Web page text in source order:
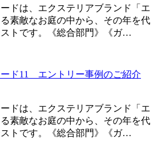
ドは、エクステリアブランド「エ
素敵なお庭の中から、その年を代
トです。《総合部門》《ガ…
ド11 エントリー事例のご紹介
ドは、エクステリアブランド「エ
素敵なお庭の中から、その年を代
トです。《総合部門》《ガ…